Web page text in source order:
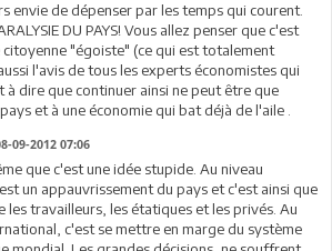
envie de dépenser par les temps qui courent.
DU PAYS! Vous allez penser que c'est
citoyenne "égoiste" (ce qui est totalement
l'avis de tous les experts économistes qui
à dire que continuer ainsi ne peut être que
et à une économie qui bat déjà de l'aile .
09-2012 07:06
que c'est une idée stupide. Au niveau
un appauvrissement du pays et c'est ainsi que
les travailleurs, les étatiques et les privés. Au
c'est se mettre en marge du système